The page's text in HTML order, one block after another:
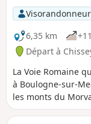
Visorandonneur
6,35 km
Départ à
La Voie Romaine
à Boulogne-sur-
les monts du
suivant la rivière